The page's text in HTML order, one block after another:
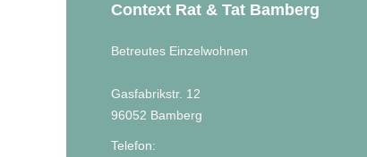
Context Rat & Tat Bamberg
Betreutes Einzelwohnen
Gasfabrikstr. 12
96052 Bamberg
Telefon: